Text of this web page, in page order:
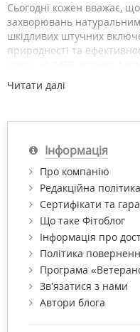
Сьогодні кожен вважає,
захворювань
шкідливих штучних
природності та
URGO пропонує повний
рішень для всієї родини:
синуситів.
Читати далі
Інформація
Про компанію
Редакційна політика
Сертифікати та
Що таке Фітоблог
Інформація про
Політика
Програма
Зв’язатися з нами
Автори блога